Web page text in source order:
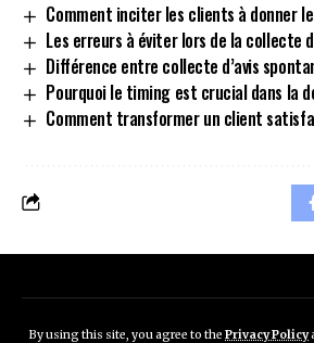
By using this site, you agree to the Privacy Policy
Comment inciter les clients à donner
Les erreurs à éviter lors de la collecte
Différence entre collecte d’avis
Pourquoi le timing est crucial dans la
Comment transformer un client